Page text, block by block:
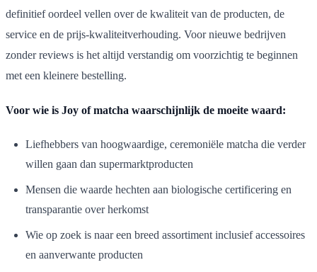
definitief oordeel vellen over de kwaliteit van de producten, de
service en de prijs-kwaliteitverhouding. Voor nieuwe bedrijven
zonder reviews is het altijd verstandig om voorzichtig te beginnen
met een kleinere bestelling.
Voor wie is Joy of matcha waarschijnlijk de moeite waard:
Liefhebbers van hoogwaardige, ceremoniële matcha die verder
willen gaan dan supermarktproducten
Mensen die waarde hechten aan biologische certificering en
transparantie over herkomst
Wie op zoek is naar een breed assortiment inclusief accessoires
en aanverwante producten